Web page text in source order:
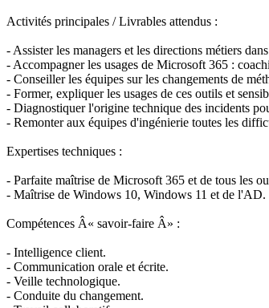
Activités principales / Livrables attendus :
- Assister les managers et les directions métiers
- Accompagner les usages de Microsoft 365 :
- Conseiller les équipes sur les changements de
- Former, expliquer les usages de ces outils et
- Diagnostiquer l'origine technique des incidents
- Remonter aux équipes d'ingénierie toutes les
Expertises techniques :
- Parfaite maîtrise de Microsoft 365 et de tous les
- Maîtrise de Windows 10, Windows 11 et de l'AD.
Compétences Â« savoir-faire Â» :
- Intelligence client.
- Communication orale et écrite.
- Veille technologique.
- Conduite du changement.